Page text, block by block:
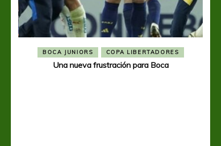
BOCA JUNIORS COPA LIBERTADORES
Una nueva frustración para Boca